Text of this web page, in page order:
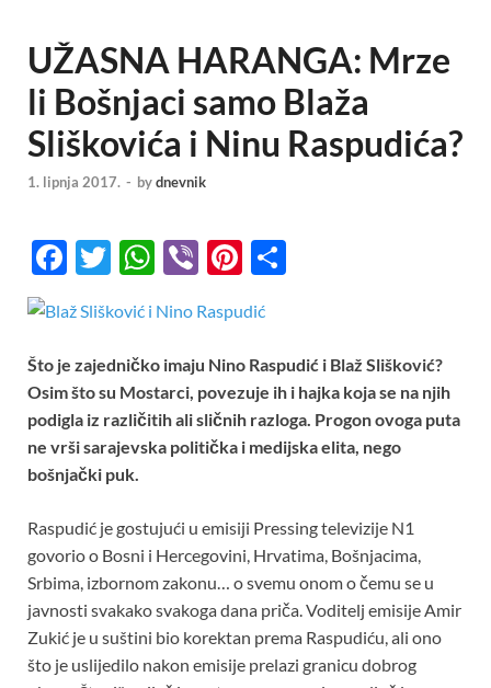
UŽASNA HARANGA: Mrze
li Bošnjaci samo Blaža
Sliškovića i Ninu Raspudića?
1. lipnja 2017. - bydnevnik
F
e
b
o
o
k
T
itt
er
W
at
s
A
p
p
Vi
er
Pi
er
es
t
e
Što je zajedničko imaju Nino Raspudić i Blaž Slišković?
Osim što su Mostarci, povezuje ih i hajka koja se na njih
podigla iz različitih ali sličnih razloga. Progon ovoga puta
ne vrši sarajevska politička i medijska elita, nego
bošnjački puk.
Raspudić je gostujući u emisiji Pressing televizije N1
govorio o Bosni i Hercegovini, Hrvatima, Bošnjacima,
Srbima, izbornom zakonu… o svemu onom o čemu se u
javnosti svakako svakoga dana priča. Voditelj emisije Amir
Zukić je u suštini bio korektan prema Raspudiću, ali ono
što je uslijedilo nakon emisije prelazi granicu dobrog